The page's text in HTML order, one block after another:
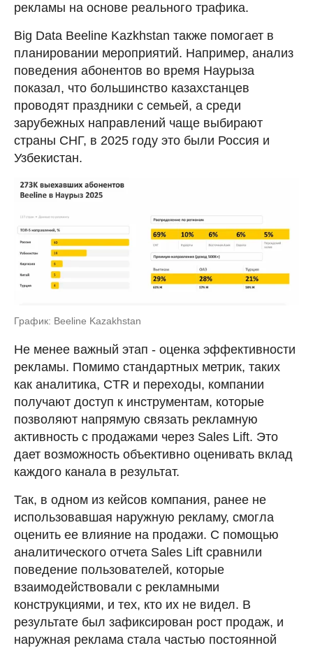
рекламы на основе реального трафика.
Big Data Beeline Kazkhstan также помогает в
планировании мероприятий. Например, анализ
поведения абонентов во время Наурыза
показал, что большинство казахстанцев
проводят праздники с семьей, а среди
зарубежных направлений чаще выбирают
страны СНГ, в 2025 году это были Россия и
Узбекистан.
График: Beeline Kazakhstan
Не менее важный этап - оценка эффективности
рекламы. Помимо стандартных метрик, таких
как аналитика, CTR и переходы, компании
получают доступ к инструментам, которые
позволяют напрямую связать рекламную
активность с продажами через Sales Lift. Это
дает возможность объективно оценивать вклад
каждого канала в результат.
Так, в одном из кейсов компания, ранее не
использовавшая наружную рекламу, смогла
оценить ее влияние на продажи. С помощью
аналитического отчета Sales Lift сравнили
поведение пользователей, которые
взаимодействовали с рекламными
конструкциями, и тех, кто их не видел. В
результате был зафиксирован рост продаж, и
наружная реклама стала частью постоянной